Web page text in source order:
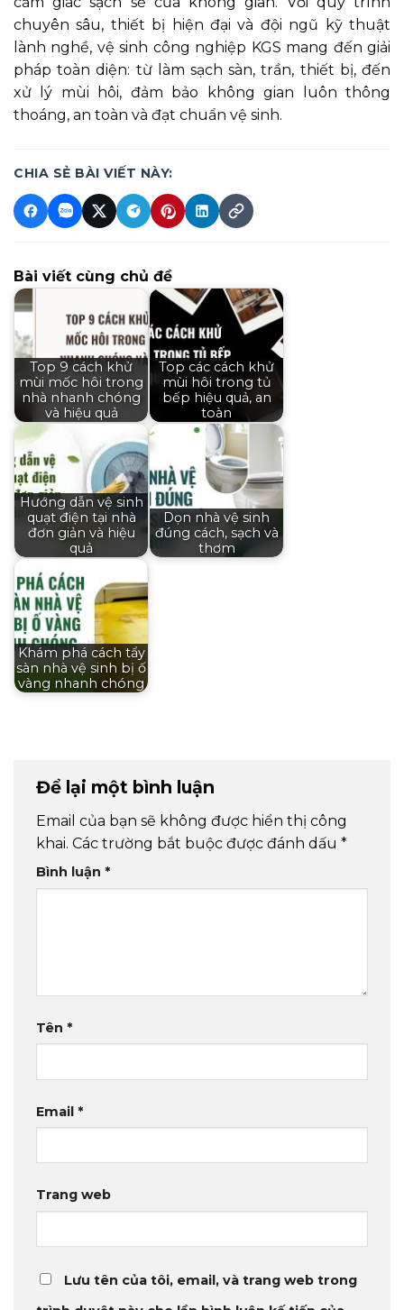
chuyên sâu, thiết bị hiện đại và đội ngũ kỹ thuật
lành nghề, vệ sinh công nghiệp KGS mang đến giải
pháp toàn diện: từ làm sạch sàn, trần, thiết bị, đến
xử lý mùi hôi, đảm bảo không gian luôn thông
thoáng, an toàn và đạt chuẩn vệ sinh.
CHIA SẺ BÀI VIẾT NÀY:
Bài viết cùng chủ đề
Top 9 cách khử
mùi mốc hôi trong
nhà nhanh chóng
và hiệu quả
Top các cách khử
mùi hôi trong tủ
bếp hiệu quả, an
toàn
Hướng dẫn vệ sinh
quạt điện tại nhà
đơn giản và hiệu
quả
Dọn nhà vệ sinh
đúng cách, sạch và
thơm
Khám phá cách tẩy
sàn nhà vệ sinh bị ố
vàng nhanh chóng
Để lại một bình luận
Email của bạn sẽ không được hiển thị công
khai. Các trường bắt buộc được đánh dấu *
Bình luận *
Tên *
Email *
Trang web
Lưu tên của tôi, email, và trang web trong